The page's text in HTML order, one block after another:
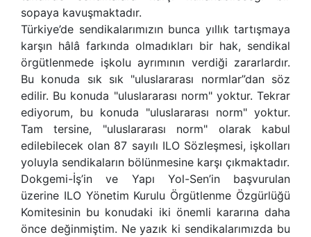
sopaya kavuşmaktadır.
Türkiye’de sendikalarımızın bunca yıllık tartışmaya
karşın hâlâ farkında olmadıkları bir hak, sendikal
örgütlenmede işkolu ayrımının verdiği zararlardır.
Bu konuda sık sık "uluslararası normlar”dan söz
edilir. Bu konuda "uluslararası norm" yoktur. Tekrar
ediyorum, bu konuda "uluslararası norm" yoktur.
Tam tersine, "uluslararası norm" olarak kabul
edilebilecek olan 87 sayılı ILO Sözleşmesi, işkolları
yoluyla sendikaların bölünmesine karşı çıkmaktadır.
Dokgemi-İş’in ve Yapı Yol-Sen’in başvurulan
üzerine ILO Yönetim Kurulu Örgütlenme Özgürlüğü
Komitesinin bu konudaki iki önemli kararına daha
önce değinmiştim. Ne yazık ki sendikalarımızda bu